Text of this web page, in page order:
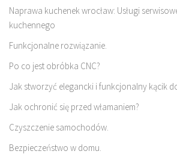
Naprawa kuchenek wrocław: Usługi
kuchennego
Funkcjonalne rozwiązanie.
Po co jest obróbka CNC?
Jak stworzyć elegancki i funkcjonalny kącik
Jak ochronić się przed włamaniem?
Czyszczenie samochodów.
Bezpieczeństwo w domu.